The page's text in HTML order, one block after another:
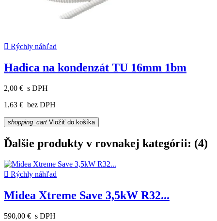
 Rýchly náhľad
Hadica na kondenzát TU 16mm 1bm
2,00 € s DPH
1,63 € bez DPH
shopping_cart Vložiť do košíka
Ďalšie produkty v rovnakej kategórii: (4)
 Rýchly náhľad
Midea Xtreme Save 3,5kW R32...
590,00 € s DPH